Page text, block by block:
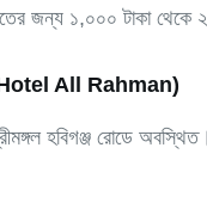
জন্য ১,০০০ টাকা
(Hotel All Rahman)
হবিগঞ্জ রোডে